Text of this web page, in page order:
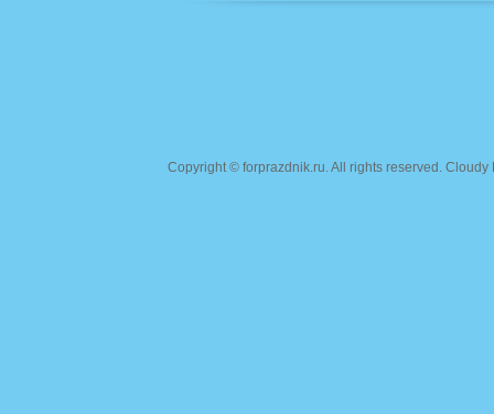
Copyright © forprazdnik.ru. All rights reserved.